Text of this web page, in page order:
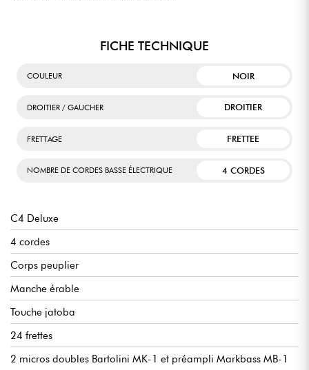
FICHE TECHNIQUE
COULEUR NOIR
DROITIER / GAUCHER DROITIER
FRETTAGE FRETTEE
NOMBRE DE CORDES BASSE ÉLECTRIQUE 4 CORDES
C4 Deluxe
4 cordes
Corps peuplier
Manche érable
Touche jatoba
24 frettes
2 micros doubles Bartolini MK-1 et préampli Markbass MB-1